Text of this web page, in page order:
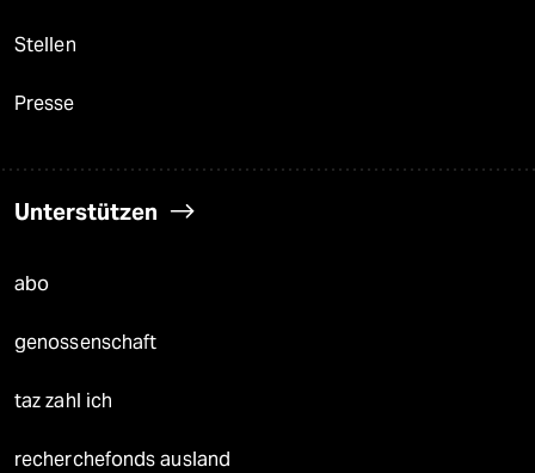
Stellen
Presse
Unterstützen
abo
genossenschaft
taz zahl ich
recherchefonds ausland